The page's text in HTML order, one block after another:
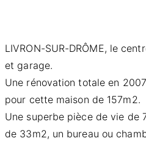
LIVRON-SUR-DRÔME, le
et garage.
Une rénovation totale en
pour cette maison de 157m2.
Une superbe pièce de vie de
de 33m2, un bureau ou